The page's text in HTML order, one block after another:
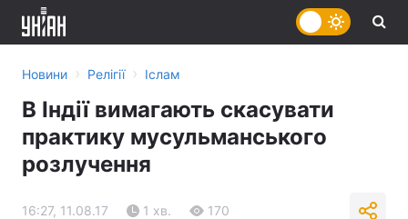
Новини › Релігії › Іслам
В Індії вимагають скасувати
практику мусульманського
розлучення
16:27, 11.08.17 1 хв. 170